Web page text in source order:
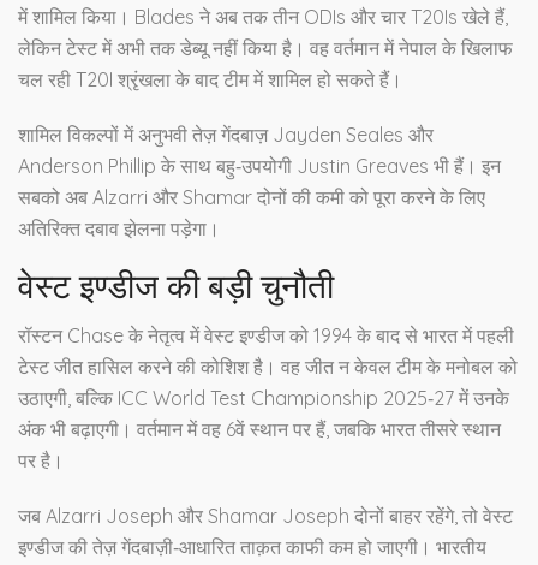
में शामिल किया। Blades ने अब तक तीन ODIs और चार T20Is खेले हैं,
लेकिन टेस्ट में अभी तक डेब्यू नहीं किया है। वह वर्तमान में नेपाल के खिलाफ
चल रही T20I श्रृंखला के बाद टीम में शामिल हो सकते हैं।
शामिल विकल्पों में अनुभवी तेज़ गेंदबाज़ Jayden Seales और
Anderson Phillip के साथ बहु‑उपयोगी Justin Greaves भी हैं। इन
सबको अब Alzarri और Shamar दोनों की कमी को पूरा करने के लिए
अतिरिक्त दबाव झेलना पड़ेगा।
वेस्ट इण्डीज की बड़ी चुनौती
रॉस्टन Chase के नेतृत्व में वेस्ट इण्डीज को 1994 के बाद से भारत में पहली
टेस्ट जीत हासिल करने की कोशिश है। वह जीत न केवल टीम के मनोबल को
उठाएगी, बल्कि ICC World Test Championship 2025‑27 में उनके
अंक भी बढ़ाएगी। वर्तमान में वह 6वें स्थान पर हैं, जबकि भारत तीसरे स्थान
पर है।
जब Alzarri Joseph और Shamar Joseph दोनों बाहर रहेंगे, तो वेस्ट
इण्डीज की तेज़ गेंदबाज़ी‑आधारित ताक़त काफी कम हो जाएगी। भारतीय